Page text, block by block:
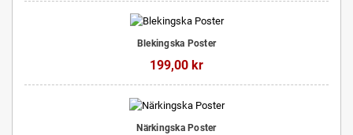
Blekingska Poster
199,00 kr
Närkingska Poster